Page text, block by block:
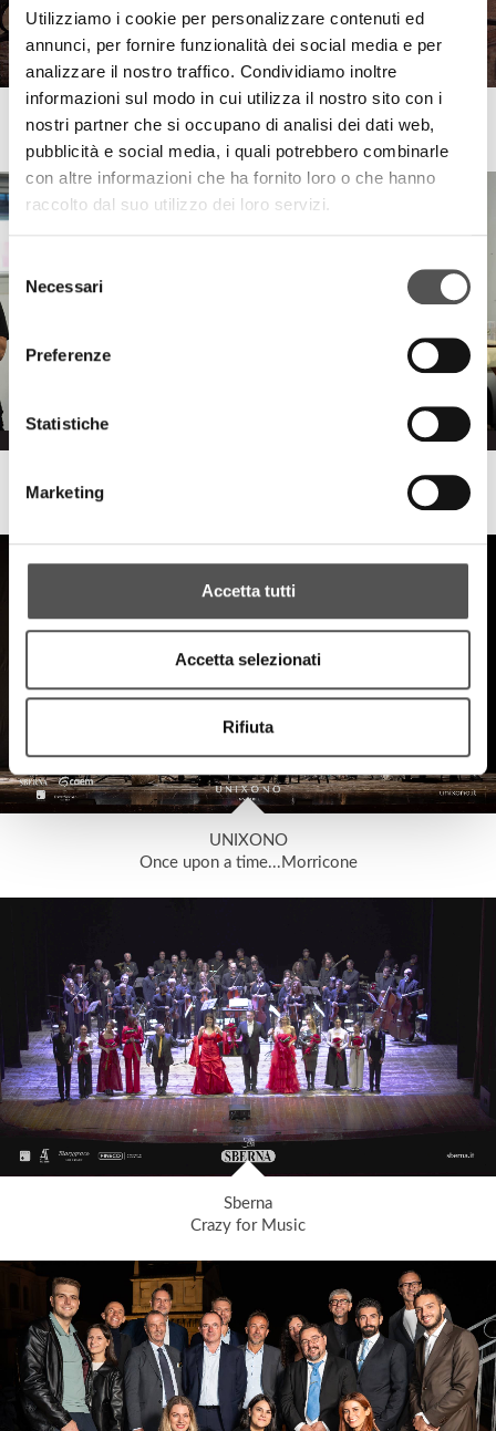
Utilizziamo i cookie per personalizzare contenuti ed
annunci, per fornire funzionalità dei social media e per
analizzare il nostro traffico. Condividiamo inoltre
informazioni sul modo in cui utilizza il nostro sito con i
nostri partner che si occupano di analisi dei dati web,
pubblicità e social media, i quali potrebbero combinarle
con altre informazioni che ha fornito loro o che hanno
raccolto dal suo utilizzo dei loro servizi.
delNecessari
Preferenze
Statistiche
Marketing
Accetta tutti
Accetta selezionati
Rifiuta
Latteria Mogliese
Trame di Sapori
RacMet Padel 3° Torneo Grossisti Termoidraulici
UNIXONO
Once upon a time...Morricone
Sberna
Crazy for Music